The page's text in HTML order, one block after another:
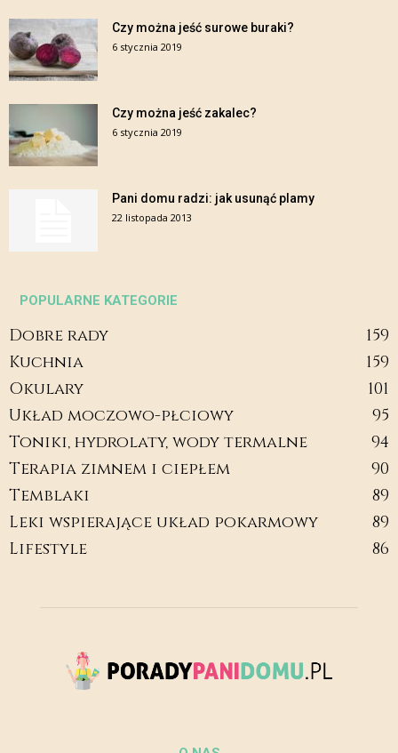
Czy można jeść surowe buraki?
6 stycznia 2019
Czy można jeść zakalec?
6 stycznia 2019
Pani domu radzi: jak usunąć plamy
22 listopada 2013
POPULARNE KATEGORIE
Dobre rady
159
Kuchnia
159
Okulary
101
Układ moczowo-płciowy
95
Toniki, hydrolaty, wody termalne
94
Terapia zimnem i ciepłem
90
Temblaki
89
Leki wspierające układ pokarmowy
89
Lifestyle
86